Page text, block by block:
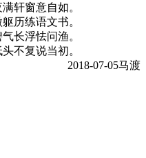
轩窗意自如。
历练语文书。
长浮怯问渔。
不复说当初。
2018-07-05马渡